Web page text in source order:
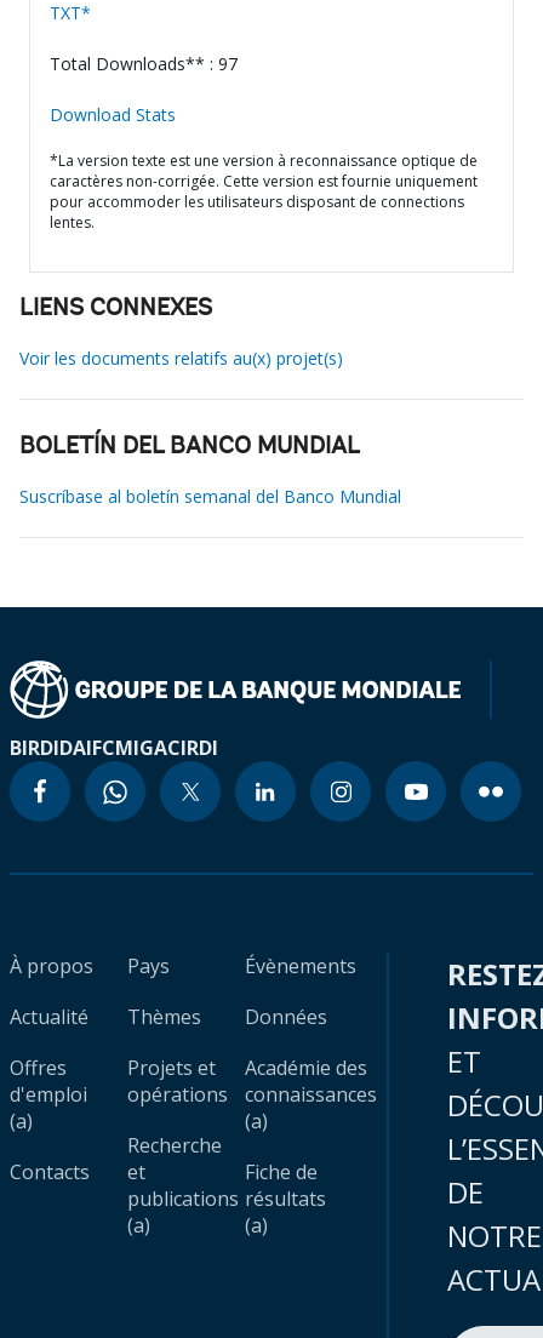
TXT*
Total Downloads** : 97
Download Stats
*La version texte est une version à reconnaissance optique de
caractères non-corrigée. Cette version est fournie uniquement
pour accommoder les utilisateurs disposant de connections
lentes.
LIENS CONNEXES
Voir les documents relatifs au(x) projet(s)
BOLETÍN DEL BANCO MUNDIAL
Suscríbase al boletín semanal del Banco Mundial
BIRDIDAIFCMIGACIRDI
À propos
Actualité
Offres
d'emploi
(a)
Contacts
Pays
Thèmes
Projets et
opérations
Recherche
et
publications
(a)
Évènements
Données
Académie des
connaissances
(a)
Fiche de
résultats
(a)
ET
DE
NOTRE